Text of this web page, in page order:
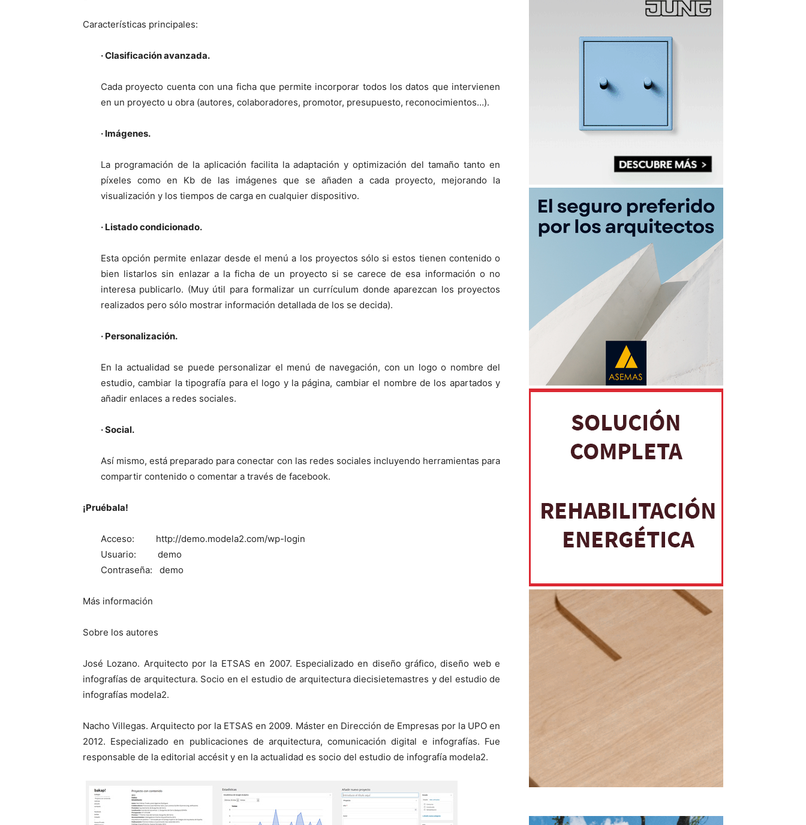
Características principales:
· Clasificación avanzada.
Cada proyecto cuenta con una ficha que permite incorporar todos los datos que intervienen
en un proyecto u obra (autores, colaboradores, promotor, presupuesto, reconocimientos…).
· Imágenes.
La programación de la aplicación facilita la adaptación y optimización del tamaño tanto en
píxeles como en Kb de las imágenes que se añaden a cada proyecto, mejorando la
visualización y los tiempos de carga en cualquier dispositivo.
· Listado condicionado.
Esta opción permite enlazar desde el menú a los proyectos sólo si estos tienen contenido o
bien listarlos sin enlazar a la ficha de un proyecto si se carece de esa información o no
interesa publicarlo. (Muy útil para formalizar un currículum donde aparezcan los proyectos
realizados pero sólo mostrar información detallada de los se decida).
· Personalización.
En la actualidad se puede personalizar el menú de navegación, con un logo o nombre del
estudio, cambiar la tipografía para el logo y la página, cambiar el nombre de los apartados y
añadir enlaces a redes sociales.
· Social.
Así mismo, está preparado para conectar con las redes sociales incluyendo herramientas para
compartir contenido o comentar a través de facebook.
¡Pruébala!
Acceso: http://demo.modela2.com/wp-login
Usuario: demo
Contraseña: demo
Más información
Sobre los autores
José Lozano. Arquitecto por la ETSAS en 2007. Especializado en diseño gráfico, diseño web e
infografías de arquitectura. Socio en el estudio de arquitectura diecisietemastres y del estudio de
infografías modela2.
Nacho Villegas. Arquitecto por la ETSAS en 2009. Máster en Dirección de Empresas por la UPO en
2012. Especializado en publicaciones de arquitectura, comunicación digital e infografías. Fue
responsable de la editorial accésit y en la actualidad es socio del estudio de infografía modela2.